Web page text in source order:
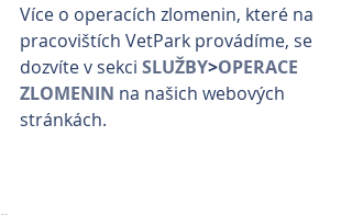
Více o operacích zlomenin, které na
pracovištích VetPark provádíme, se
dozvíte v sekci SLUŽBY>OPERACE
ZLOMENIN na našich webových
stránkách.